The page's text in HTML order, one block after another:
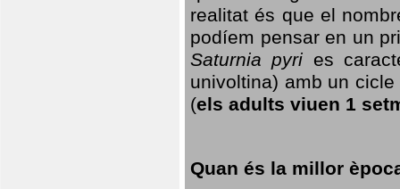
realitat és que el
podíem pensar en un
Saturnia pyri es
univoltina) amb un
(els adults viuen 1
Quan és la millor